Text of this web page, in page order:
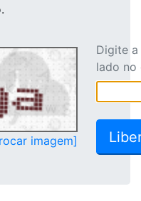
imagem]
Digite
lado no